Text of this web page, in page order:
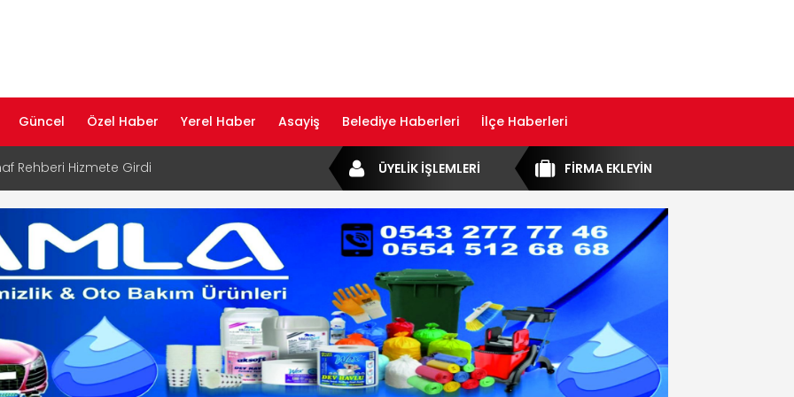
Güncel Özel Haber Yerel Haber Asayiş Belediye Haberleri İlçe Haberleri
Rehberi Hizmete Girdi
Dijital Devrim: Rota Sepetim
Bölge Müdürü Makam Koltuğunu
Rehberi ile Google ve Yapay Zeka
Öne Çıkın
FİRMA EKLEYİN
ÜYELİK İŞLEMLERİ